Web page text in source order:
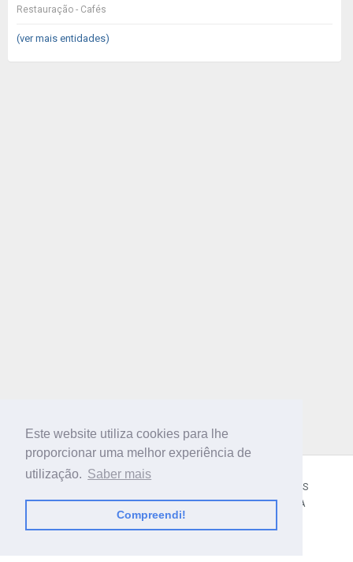
Este website utiliza cookies para lhe
proporcionar uma melhor experiência de
utilização. Saber mais
Compreendi!
Restauração - Cafés
(ver mais entidades)
TERMOS E CONDIÇÕES
POLÍTICA DE PRIVACIDADE
CONTACTOS AJUDA